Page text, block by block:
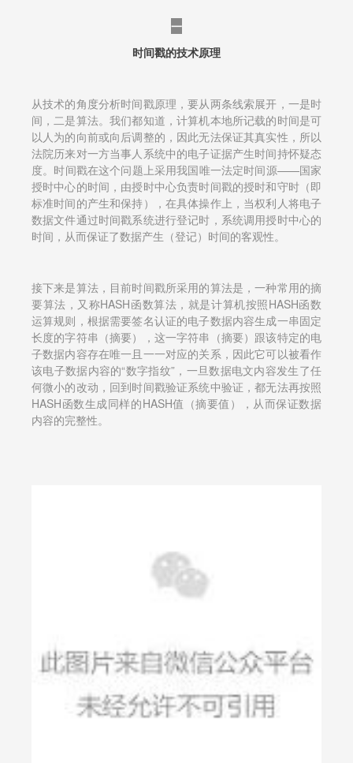
一
时间戳的技术原理
从技术的角度分析时间戳原理，要从两条线索展开，一是时
间，二是算法。我们都知道，计算机本地所记载的时间是可
以人为的向前或向后调整的，因此无法保证其真实性，所以
法院历来对一方当事人系统中的电子证据产生时间持怀疑态
度。时间戳在这个问题上采用我国唯一法定时间源——国家
授时中心的时间，由授时中心负责时间戳的授时和守时（即
标准时间的产生和保持），在具体操作上，当权利人将电子
数据文件通过时间戳系统进行登记时，系统调用授时中心的
时间，从而保证了数据产生（登记）时间的客观性。
接下来是算法，目前时间戳所采用的算法是，一种常用的摘
要算法，又称HASH函数算法，就是计算机按照HASH函数
运算规则，根据需要签名认证的电子数据内容生成一串固定
长度的字符串（摘要），这一字符串（摘要）跟该特定的电
子数据内容存在唯一且一一对应的关系，因此它可以被看作
该电子数据内容的“数字指纹”，一旦数据电文内容发生了任
何微小的改动，回到时间戳验证系统中验证，都无法再按照
HASH函数生成同样的HASH值（摘要值），从而保证数据
内容的完整性。